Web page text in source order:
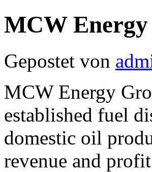
MCW
Gepostet von
MCW Energy
established fuel
domestic oil
revenue and